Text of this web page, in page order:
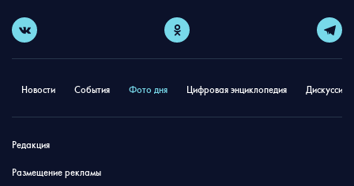
Новости События Фото дня Цифровая энциклопедия
Редакция
Размещение рекламы